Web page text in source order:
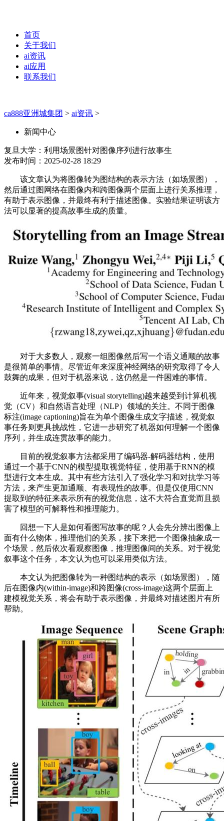
首页
关于我们
ai资讯
ai应用
联系我们
ca888亚洲城集团 > ai资讯 >
新闻中心
复旦大学：利用场景图针对图像序列进行故事生
发布时间：2025-02-28 18:29
该文章认为将图像转为图结构的表示方法（如场景图），
然后通过图网络在图像内和跨图像两个层面上进行关系推理，
有助于表示图像，并最终有利于描述图像。实验结果证明该方
法可以显著的提高故事生成的质量。
对于大多数人，观察一组图像然后写一个语义通顺的故事
是很简单的事情。尽管近年来深度神经网络的研究取得了令人
鼓舞的成果，但对于机器来说，这仍然是一件困难的事情。
近年来，视觉叙事(visual storytelling)越来越受到计算机视
觉（CV）和自然语言处理（NLP）领域的关注。不同于图像
标注(image captioning)旨在为单个图像生成文字描述，视觉叙
事任务则更具挑战性，它进一步研究了机器如何理解一个图像
序列，并生成连贯故事的能力。
目前的视觉叙事方法都采用了编码器-解码器结构，使用
通过一个基于CNN的模型提取视觉特征，使用基于RNN的模
型进行文本生成。其中有些方法引入了强化学习和对抗学习等
方法，来产生更加通顺、有表现性的故事。但是仅使用CNN
提取到的特征来表示所有的视觉信息，这不大符合直觉而且损
害了模型的可解释性和推理能力。
回想一下人是如何看图写故事的呢？人会先分辨出图像上
面有什么物体，推理他们的关系，接下来把一个图像抽象成一
个场景，然后依次看观察图像，推理图像间的关系。对于视觉
叙事这个任务，本文认为也可以采用类似方法。
本文认为把图像转为一种图结构的表示（如场景图），随
后在图像内(within-image)和跨图像(cross-image)这两个层面上
建模视觉关系，将会有助于表示图像，并最终对描述图片有所
帮助。